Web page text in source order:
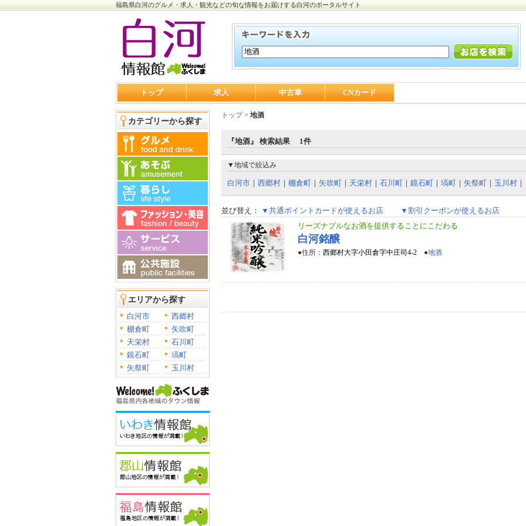
福島県白河のグルメ・求人・観光などの旬な情報をお届けする白河のポータルサイト
トップ 求人 中古車 CNカード
カテゴリーから探す
エリアから探す
白河市
西郷村
棚倉町
矢吹町
天栄村
石川町
鏡石町
塙町
矢祭町
玉川村
トップ> 地酒
『地酒』 検索結果 1件
▼地域で絞込み
白河市 ｜ 西郷村 ｜ 棚倉町 ｜ 矢吹町 ｜ 天栄村 ｜ 石川町 ｜ 鏡石町 ｜ 塙町 ｜ 矢祭町 ｜ 玉川村 ｜
並び替え： ▼共通ポイントカードが使えるお店
▼割引クーポンが使えるお店
リーズナブルなお酒を提供することにこだわる
白河銘醸
●住所： 西郷村大字小田倉字中庄司4-2 ●地酒